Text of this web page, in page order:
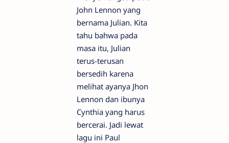
John Lennon yang
bernama Julian. Kita
tahu bahwa pada
masa itu, Julian
terus-terusan
bersedih karena
melihat ayanya Jhon
Lennon dan ibunya
Cynthia yang harus
bercerai. Jadi lewat
lagu ini Paul